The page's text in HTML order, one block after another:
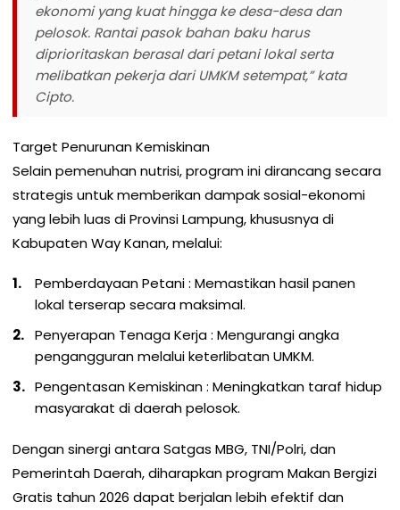
ekonomi yang kuat hingga ke desa-desa dan
pelosok. Rantai pasok bahan baku harus
diprioritaskan berasal dari petani lokal serta
melibatkan pekerja dari UMKM setempat,” kata
Cipto.
Target Penurunan Kemiskinan
Selain pemenuhan nutrisi, program ini dirancang secara
strategis untuk memberikan dampak sosial-ekonomi
yang lebih luas di Provinsi Lampung, khususnya di
Kabupaten Way Kanan, melalui:
Pemberdayaan Petani : Memastikan hasil panen
lokal terserap secara maksimal.
Penyerapan Tenaga Kerja : Mengurangi angka
pengangguran melalui keterlibatan UMKM.
Pengentasan Kemiskinan : Meningkatkan taraf hidup
masyarakat di daerah pelosok.
Dengan sinergi antara Satgas MBG, TNI/Polri, dan
Pemerintah Daerah, diharapkan program Makan Bergizi
Gratis tahun 2026 dapat berjalan lebih efektif dan